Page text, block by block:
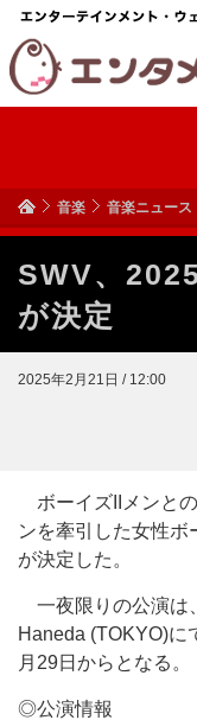
音楽 音楽ニュース
SWV、
が決定
2025年2月21日 / 12:00
ボーイズIIメンと
ンを牽引した女性
が決定した。
一夜限りの公演は
Haneda (TOKYO)に
月29日からとなる。
◎公演情報